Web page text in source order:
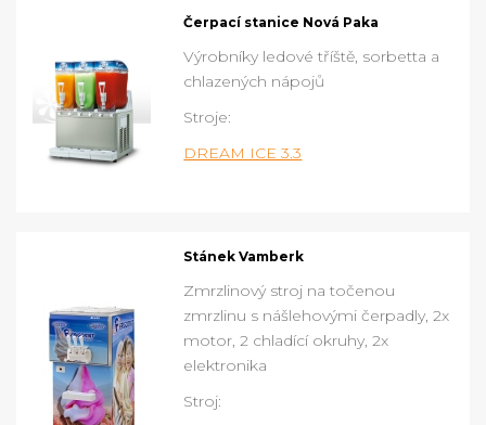
Čerpací stanice Nová Paka
Výrobníky ledové tříště, sorbetta a
chlazených nápojů
Stroje:
DREAM ICE 3.3
Stánek Vamberk
Zmrzlinový stroj na točenou
zmrzlinu s nášlehovými čerpadly, 2x
motor, 2 chladící okruhy, 2x
elektronika
Stroj: